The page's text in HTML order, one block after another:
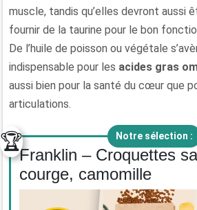
muscle, tandis qu’elles devront aussi
fournir de la taurine pour le bon
De l’huile de poisson ou végétale
indispensable pour les acides gras
aussi bien pour la santé du cœur que
articulations.
Notre sélection :
🏆
Franklin – Croquettes
courge, camomille